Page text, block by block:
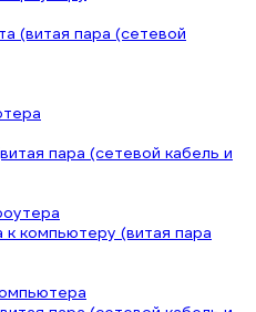
(витая пара (сетевой
пара (сетевой кабель и
компьютеру (витая пара